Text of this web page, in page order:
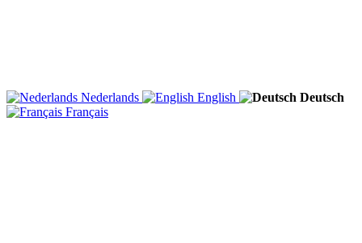
Nederlands English
Deutsch
Français